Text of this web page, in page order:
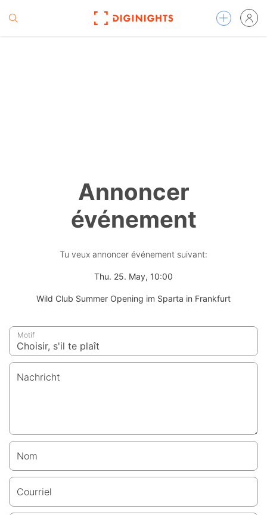
Annoncer
événement
Tu veux annoncer événement suivant:
Thu. 25. May, 10:00
Wild Club Summer Opening im Sparta in Frankfurt
Motif
Nachricht
Nom
Courriel